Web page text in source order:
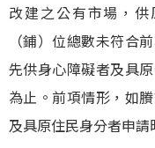
改建之公有市場，
（鋪）位總數未符合
先供身心障礙者及具
為止。前項情形，如
及具原住民身分者申請